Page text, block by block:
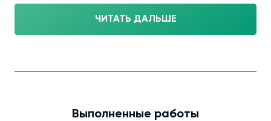
ЧИТАТЬ ДАЛЬШЕ
Выполненные работы